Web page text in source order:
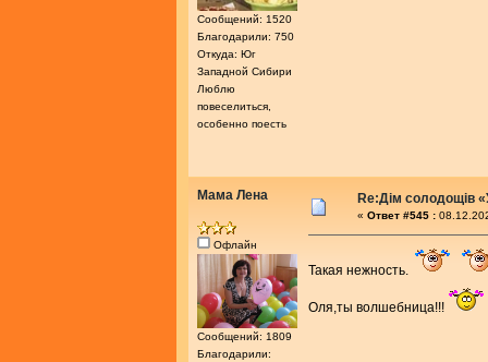
Сообщений: 1520
Благодарили: 750
Откуда: Юг
Западной Сибири
Люблю
повеселиться,
особенно поесть
Мама Лена
Офлайн
Сообщений: 1809
Благодарили:
Re:Дім солодощів
« Ответ #545 :
Такая нежность.
Оля,ты волшебница!!!